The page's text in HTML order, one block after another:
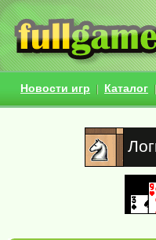
Новости игр Каталог